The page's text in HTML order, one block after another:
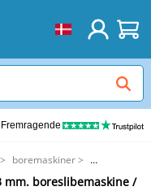
Fremragende
> boremaskiner>
/ boremaskine
boreslibemaskine /